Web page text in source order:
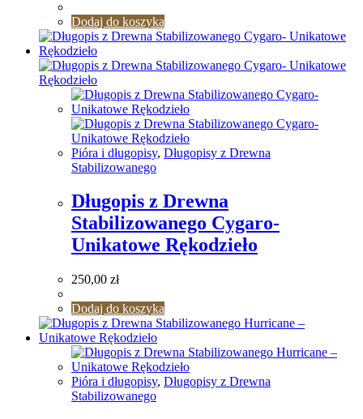
Dodaj do koszyka
Pióra i długopisy, Długopisy z Drewna
Stabilizowanego
Długopis z Drewna
Stabilizowanego Cygaro-
Unikatowe Rękodzieło
250,00 zł
Dodaj do koszyka
Pióra i długopisy, Długopisy z Drewna
Stabilizowanego